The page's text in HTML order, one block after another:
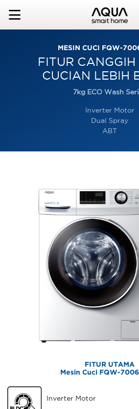
MESIN CUCI FQW-
FITUR CANGGIH
CUCIAN LEBIH
7kg ECO Wash
Inverter Motor
Dual Spray
ABT
FITUR UTAMA
Mesin Cuci FQW-
Inverter Motor